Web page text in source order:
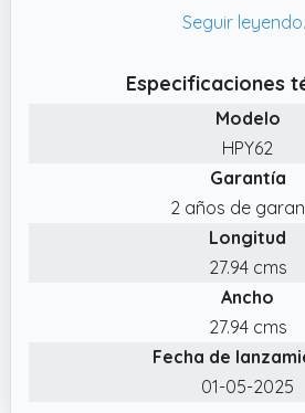
juego de cartas infantil es un
✔️ Los tres niveles de juego
más pequeños aprender a
✔️ Se juega igual que al
cartas en el que los
colores y números para
Especificaciones
Modelo
HPY62
Garantía
2 años de
Longitud
27.94 cms
Ancho
27.94 cms
Fecha de
01-05-2025